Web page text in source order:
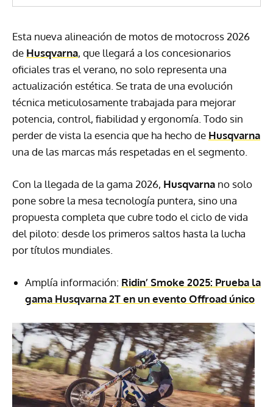
Esta nueva alineación de motos de motocross 2026
de Husqvarna, que llegará a los concesionarios
oficiales tras el verano, no solo representa una
actualización estética. Se trata de una evolución
técnica meticulosamente trabajada para mejorar
potencia, control, fiabilidad y ergonomía. Todo sin
perder de vista la esencia que ha hecho de Husqvarna
una de las marcas más respetadas en el segmento.
Con la llegada de la gama 2026, Husqvarna no solo
pone sobre la mesa tecnología puntera, sino una
propuesta completa que cubre todo el ciclo de vida
del piloto: desde los primeros saltos hasta la lucha
por títulos mundiales.
Amplía información: Ridin’ Smoke 2025: Prueba la
gama Husqvarna 2T en un evento Offroad único